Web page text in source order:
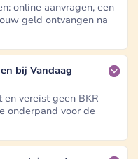
online aanvragen, een
geld ontvangen na
bij Vandaag
vereist geen BKR
onderpand voor de